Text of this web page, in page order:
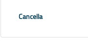
Cancella